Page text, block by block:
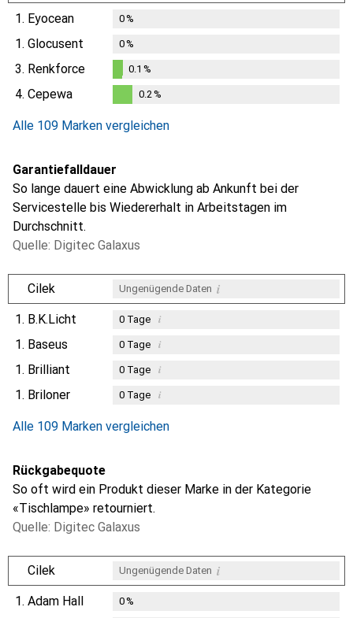
1. Eyocean 0%
1. Glocusent 0%
3. Renkforce
%
0.1 %
4. Cepewa 0.2%
Alle 109 Marken vergleichen
Garantiefalldauer
So lange dauert eine Abwicklung ab Ankunft bei der
Servicestelle bis Wiedererhalt in Arbeitstagen im
Durchschnitt.
Quelle: Digitec Galaxus
Cilek Ungenügende Daten i
1. B.K.Licht 0Tage i
1. Baseus 0Tage i
1. Brilliant 0Tage i
1. Briloner 0Tage i
Alle 109 Marken vergleichen
Rückgabequote
So oft wird ein Produkt dieser Marke in der Kategorie
«Tischlampe» retourniert.
Quelle: Digitec Galaxus
Cilek Ungenügende Daten i
1. Adam Hall 0%